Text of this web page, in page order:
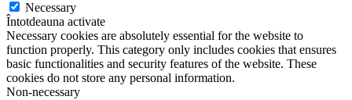
Necessary
Întotdeauna activate
Necessary cookies are absolutely essential for the website to
function properly. This category only includes cookies that ensures
basic functionalities and security features of the website. These
cookies do not store any personal information.
Non-necessary